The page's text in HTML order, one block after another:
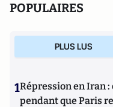
POPULAIRES
PLUS LUS
1Répression en Iran
pendant que Paris